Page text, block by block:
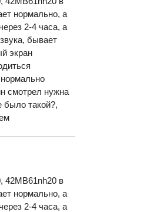
нормально, а
2-4 часа, а
бывает
экран
смотрел нужна
было такой?,
42MB61nh20 в
нормально, а
2-4 часа, а